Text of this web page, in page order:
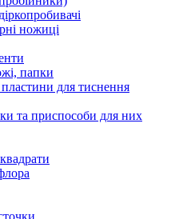
ножиці
папки
для тиснення
та приспособи для них